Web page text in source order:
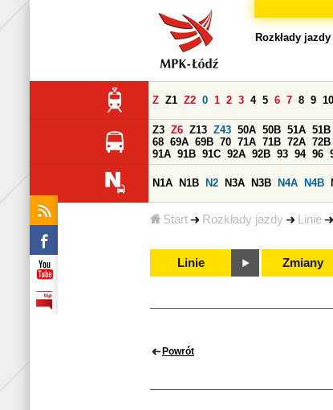
Start Rozkłady jazdy Linie
Rozkłady jazdy
Z Z1 Z2 0 1 2 3 4 5 6 7 8 9
Z3 Z6 Z13 Z43 50A 50B 51A 51B
68 69A 69B 70 71A 71B 72A 72B
91A 91B 91C 92A 92B 93 94 96
N1A N1B N2 N3A N3B N4A N4B
Linie Zmiany
Powrót